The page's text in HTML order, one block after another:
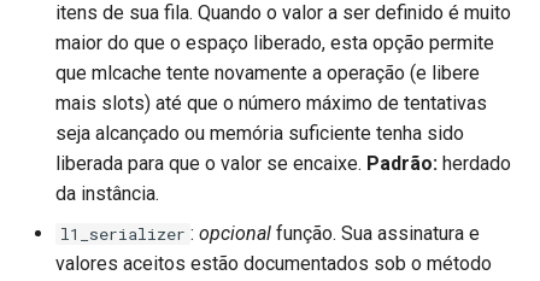
itens de sua fila. Quando o valor a ser definido é muito
maior do que o espaço liberado, esta opção permite
que mlcache tente novamente a operação (e libere
mais slots) até que o número máximo de tentativas
seja alcançado ou memória suficiente tenha sido
liberada para que o valor se encaixe. Padrão: herdado
da instância.
l1_serializer : opcional função. Sua assinatura e
valores aceitos estão documentados sob o método